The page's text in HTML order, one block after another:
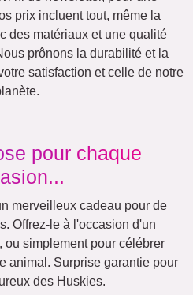
Maman
&
Papa
Texte
Rétro
Équipe